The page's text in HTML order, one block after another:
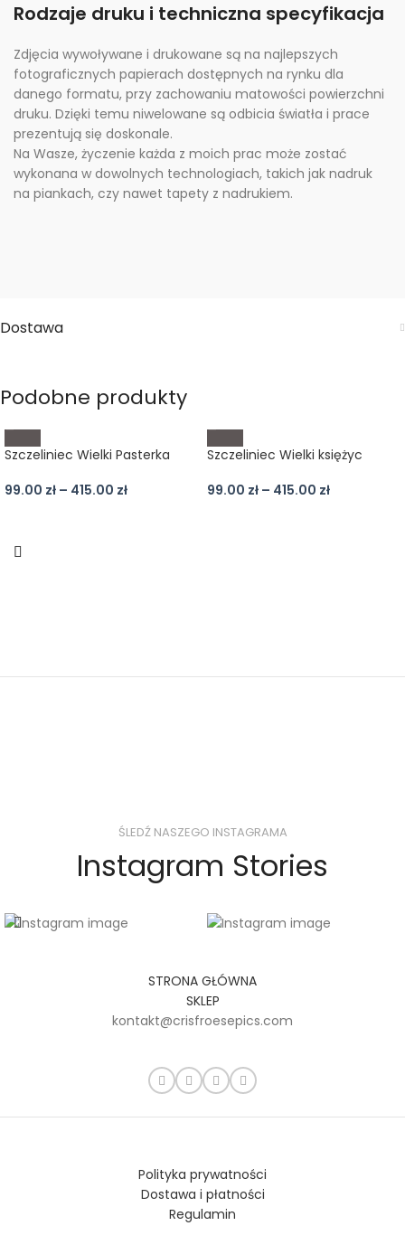
Rodzaje druku i techniczna specyfikacja
Zdjęcia wywoływane i drukowane są na najlepszych
fotograficznych papierach dostępnych na rynku dla
danego formatu, przy zachowaniu matowości powierzchni
druku. Dzięki temu niwelowane są odbicia światła i prace
prezentują się doskonale.
Na Wasze, życzenie każda z moich prac może zostać
wykonana w dowolnych technologiach, takich jak nadruk
na piankach, czy nawet tapety z nadrukiem.
Dostawa
Podobne produkty
Szczeliniec Wielki Pasterka
99.00 zł – 415.00 zł
Szczeliniec Wielki księżyc
99.00 zł – 415.00 zł
ŚLEDŹ NASZEGO INSTAGRAMA
Instagram Stories
STRONA GŁÓWNA
SKLEP
kontakt@crisfroesepics.com
Polityka prywatności
Dostawa i płatności
Regulamin